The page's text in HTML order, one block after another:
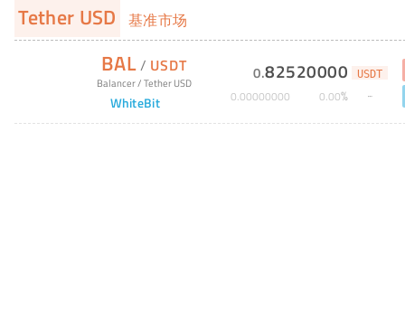
Tether USD 基准市场
BAL/ USDT
Balancer/Tether USD
WhiteBit
0.82520000 USDT
0.00000000 0.00%